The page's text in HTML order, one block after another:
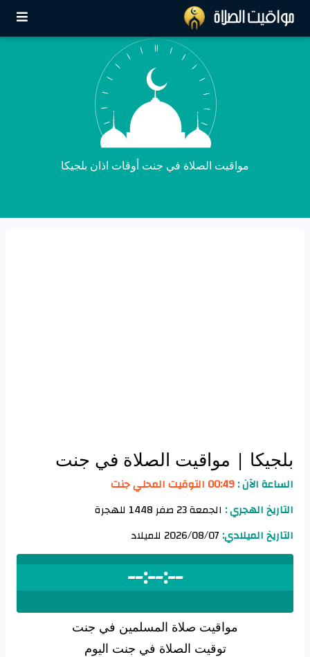
مواقيت الصلاة في جنت أوقات اذان بلجيكا
بلجيكا | مواقيت الصلاة في جنت
الساعة الآن :00:49 التوقيت المحلي جنت
التاريخ الهجري : الجمعة 23 صفر 1448 للهجرة
التاريخ الميلادي:
--:--:--
مواقيت صلاة المسلمين في جنت
توقيت الصلاة في جنت اليوم